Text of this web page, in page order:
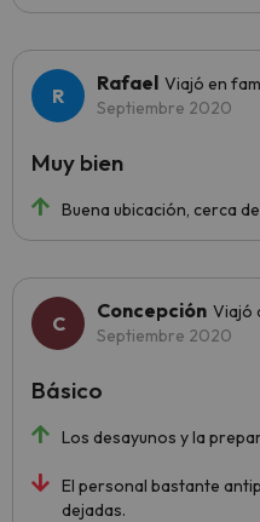
Rafael Viajó en
Septiembre 2020
Buena ubicación, cerca
Muy bien
Concepción Viajó
Septiembre 2020
Los desayunos y la
El personal bastante
dejadas.
Básico